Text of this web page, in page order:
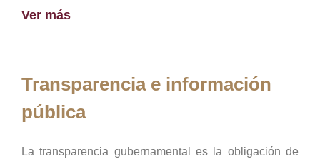
Ver más
Transparencia e información
pública
La transparencia gubernamental es la obligación de